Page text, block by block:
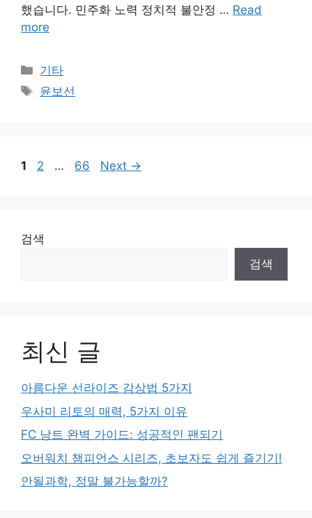
했습니다. 민주화 노력 정치적 불안정 … Read
more
Categories
기타
Tags
윤보선
Page
1 Page
2 … Page
66 Next →
검색
검색
최신 글
아름다운 선라이즈 감상법 5가지
우사미 리토의 매력, 5가지 이유
FC 낭트 완벽 가이드: 성공적인 팬되기
오버워치 챔피언스 시리즈, 초보자도 쉽게 즐기기!
안될과학, 정말 불가능할까?